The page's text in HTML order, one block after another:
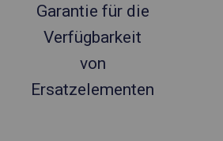
Garantie für die
Verfügbarkeit
von
Ersatzelementen